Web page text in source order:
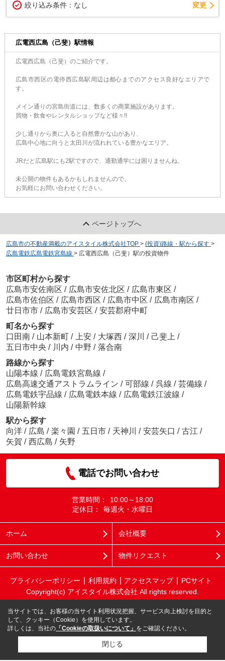
絞り込み条件： なし 変更
広電西広島（己斐）駅情報
広電西広島（己斐）のご紹介です。
広島市西区の電停西広島駅周辺は都心までのアクセス良好なエリアで
す。
メイン通りの宮島街道には、数多くの商業施設があります。
買物・飲食やレンタルショップなど様々!!
少し通りから奥に入ると自然豊かな山があり、
広島中心地に向うと太田川が流れれている豊かなエリア。
JRだと広島駅にも2駅ですので、通勤通学には困りませんね。
未公開の物件もあるかもしれませんので、
お気軽にお問い合わせください。
ページトップへ
広島市の不動産満載のアイスタイル株式会社TOP > (投資)路線・駅から探す >
広島電鉄広島電鉄宮島線 > 広電西広島（己斐）駅の投資物件
市区町村から探す
広島市安佐南区 / 広島市安佐北区 / 広島市東区 /
広島市佐伯区 / 広島市西区 / 広島市中区 / 広島市南区 /
廿日市市 / 広島市安芸区 / 安芸郡府中町
町名から探す
口田南 / 山本新町 / 上安 / 大塚西 / 深川 / 己斐上 /
五日市中央 / 川内 / 中野 / 落合南
路線から探す
山陽本線 / 広島電鉄宮島線 /
広島高速交通アストラムライン / 可部線 / 呉線 / 芸備線 /
広島電鉄宇品線 / 広島電鉄本線 / 広島電鉄江波線 /
山陽新幹線
駅から探す
向洋 / 広島 / 楽々園 / 五日市 / 天神川 / 安芸矢口 / 古江 /
矢賀 / 西広島 / 矢野
電話でお問い合わせ
営業時間：
10:00～18:00
定休日：
毎週火・水曜日
ホーム 会社概要
お問い合わせ 物件リクエスト
プライバシーポリシー 利用規約 アクセスマップ
PCサイト
Copyright(c) アイスタイル株式会社 All rights reserved.
当サイトでは、お客様の当サイト利用状況把握、サービス向上検討を目的と
して、クッキー（Cookie）を使用しています。
詳しくは、当社の 「Cookieの取扱いについて」 をご確認ください。
閉じる